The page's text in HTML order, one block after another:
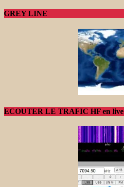
GREY LINE
ECOUTER LE TRAFIC HF en live